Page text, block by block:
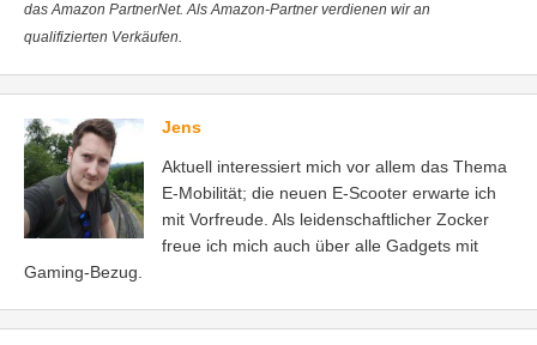
das Amazon PartnerNet. Als Amazon-Partner verdienen wir an
qualifizierten Verkäufen.
Jens
Aktuell interessiert mich vor allem das Thema
E-Mobilität; die neuen E-Scooter erwarte ich
mit Vorfreude. Als leidenschaftlicher Zocker
freue ich mich auch über alle Gadgets mit
Gaming-Bezug.